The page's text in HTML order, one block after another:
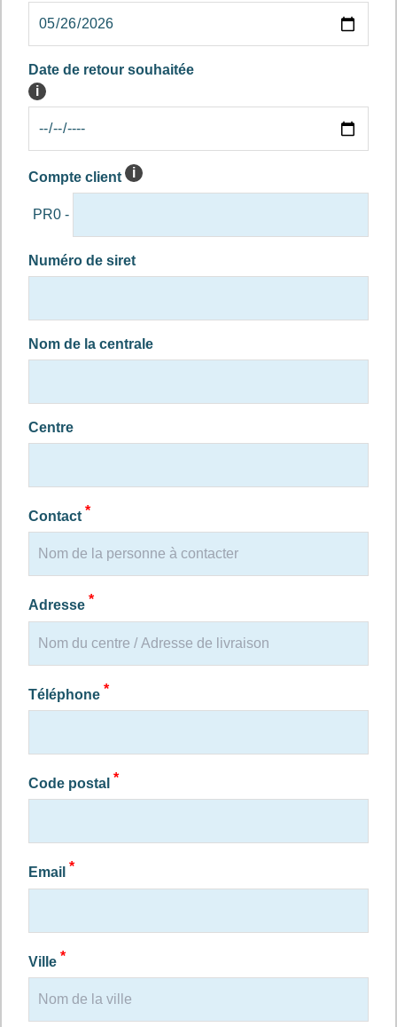
Date de retour souhaitée
i
Compte client i
PR0 -
Numéro de siret
Nom de la centrale
Centre
Contact *
Adresse *
Téléphone *
Code postal *
Email *
Ville *